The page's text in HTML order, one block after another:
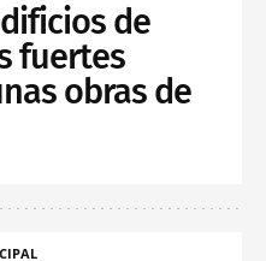
de
fuertes
obras de